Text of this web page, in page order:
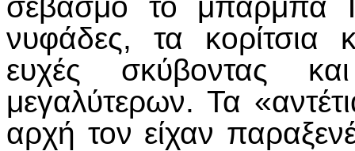
νυφάδες, τα κορίτσια
ευχές σκύβοντας
μεγαλύτερων. Τα
αρχή τον είχαν